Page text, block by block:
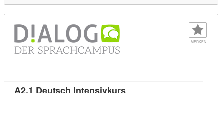
MERKEN
A2.1 Deutsch IntensivkursKursdetail: A2.1 Deutsch